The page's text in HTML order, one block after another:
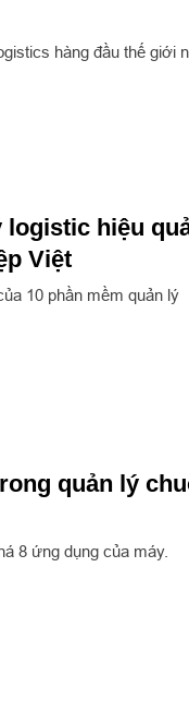
hàng đầu thế giới
logistic hiệu
Việt
10 phần mềm quản lý
quản lý
8 ứng dụng của máy.